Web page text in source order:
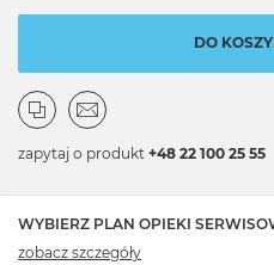
DO
zapytaj o produkt +48 22 100 25 55
WYBIERZ PLAN OPIEKI
zobacz szczegóły